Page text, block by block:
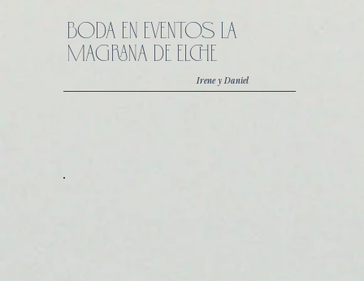
BODA EN EVENTOS LA
MAGRANA DE ELCHE
Irene y Daniel